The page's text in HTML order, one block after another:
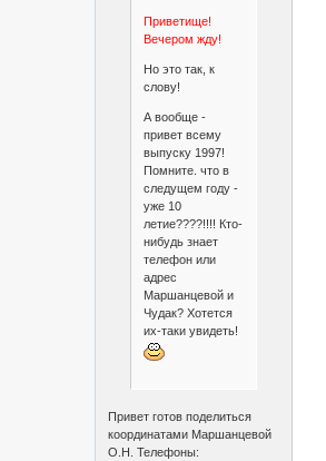
Приветище!
Вечером жду!
Но это так, к
слову!
А вообще -
привет всему
выпуску 1997!
Помните. что в
следущем году -
уже 10
летие????!!!! Кто-
нибудь знает
телефон или
адрес
Маршанцевой и
Чудак? Хотется
их-таки увидеть!
Привет готов поделиться
координатами Маршанцевой
О.Н. Телефоны: